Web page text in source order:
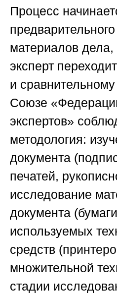
Процесс
материалов дела,
эксперт
и
Союзе
экспертов»
методология:
документа
печатей,
исследование
документа
используемых
средств
множительной
стадии